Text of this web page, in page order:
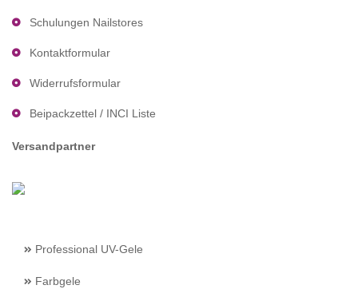
Schulungen Nailstores
Kontaktformular
Widerrufsformular
Beipackzettel / INCI Liste
Versandpartner
Professional UV-Gele
Farbgele